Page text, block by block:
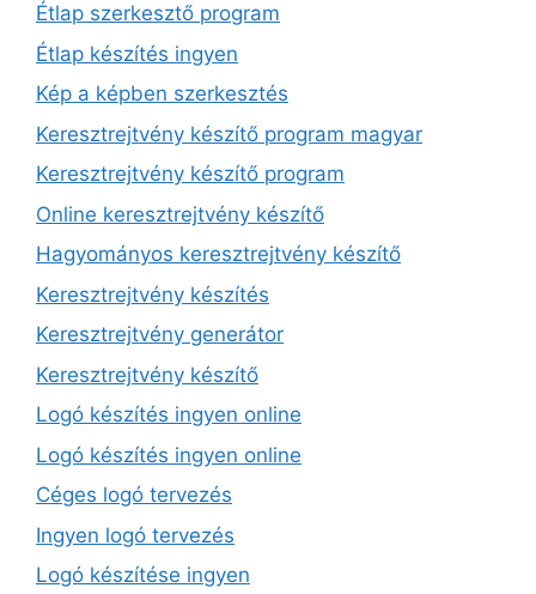
Étlap szerkesztő program
Étlap készítés ingyen
Kép a képben szerkesztés
Keresztrejtvény készítő program magyar
Keresztrejtvény készítő program
Online keresztrejtvény készítő
Hagyományos keresztrejtvény készítő
Keresztrejtvény készítés
Keresztrejtvény generátor
Keresztrejtvény készítő
Logó készítés ingyen online
Logó készítés ingyen online
Céges logó tervezés
Ingyen logó tervezés
Logó készítése ingyen